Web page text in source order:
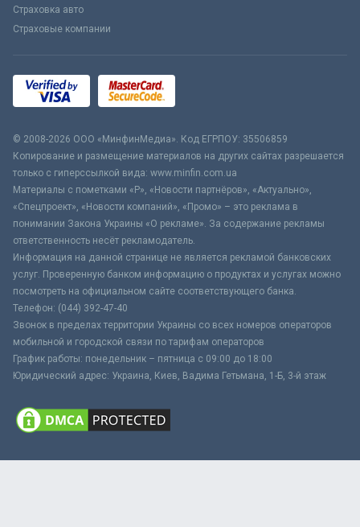
Страховка авто
Страховые компании
© 2008-2026 ООО «МинфинМедиа». Код ЕГРПОУ: 35506859
Копирование и размещение материалов на других сайтах разрешается
только с гиперссылкой вида: www.minfin.com.ua
Материалы с пометками «Р», «Новости партнёров», «Актуально»,
«Спецпроект», «Новости компаний», «Промо» – это реклама в
понимании Закона Украины «О рекламе». За содержание рекламы
ответственность несёт рекламодатель.
Информация на данной странице не является рекламой банковских
услуг. Проверенную банком информацию о продуктах и услугах можно
посмотреть на официальном сайте соответствующего банка.
Телефон: (044) 392-47-40
Звонок в пределах территории Украины со всех номеров операторов
мобильной и городской связи по тарифам операторов
График работы: понедельник – пятница с 09:00 до 18:00
Юридический адрес: Украина, Киев, Вадима Гетьмана, 1-Б, 3-й этаж